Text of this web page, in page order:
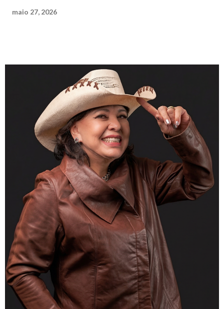
maio 27, 2026